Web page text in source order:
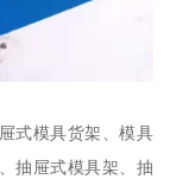
式模具货架、模具
抽屉式模具架、抽